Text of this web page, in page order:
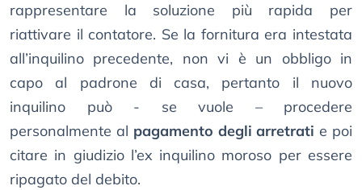
rappresentare la soluzione più rapida per
riattivare il contatore. Se la fornitura era intestata
all’inquilino precedente, non vi è un obbligo in
capo al padrone di casa, pertanto il nuovo
inquilino può - se vuole – procedere
personalmente al pagamento degli arretrati e poi
citare in giudizio l’ex inquilino moroso per essere
ripagato del debito.